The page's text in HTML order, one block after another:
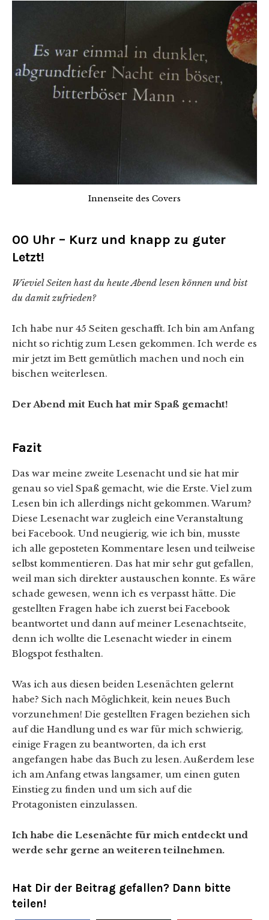
Innenseite des Covers
00 Uhr – Kurz und knapp zu guter
Letzt!
Wieviel Seiten hast du heute Abend lesen können und bist
du damit zufrieden?
Ich habe nur 45 Seiten geschafft. Ich bin am Anfang
nicht so richtig zum Lesen gekommen. Ich werde es
mir jetzt im Bett gemütlich machen und noch ein
bischen weiterlesen.
Der Abend mit Euch hat mir Spaß gemacht!
Fazit
Das war meine zweite Lesenacht und sie hat mir
genau so viel Spaß gemacht, wie die Erste. Viel zum
Lesen bin ich allerdings nicht gekommen. Warum?
Diese Lesenacht war zugleich eine Veranstaltung
bei Facebook. Und neugierig, wie ich bin, musste
ich alle geposteten Kommentare lesen und teilweise
selbst kommentieren. Das hat mir sehr gut gefallen,
weil man sich direkter austauschen konnte. Es wäre
schade gewesen, wenn ich es verpasst hätte. Die
gestellten Fragen habe ich zuerst bei Facebook
beantwortet und dann auf meiner Lesenachtseite,
denn ich wollte die Lesenacht wieder in einem
Blogspot festhalten.
Was ich aus diesen beiden Lesenächten gelernt
habe? Sich nach Möglichkeit, kein neues Buch
vorzunehmen! Die gestellten Fragen beziehen sich
auf die Handlung und es war für mich schwierig,
einige Fragen zu beantworten, da ich erst
angefangen habe das Buch zu lesen. Außerdem lese
ich am Anfang etwas langsamer, um einen guten
Einstieg zu finden und um sich auf die
Protagonisten einzulassen.
Ich habe die Lesenächte für mich entdeckt und
werde sehr gerne an weiteren teilnehmen.
Hat Dir der Beitrag gefallen? Dann bitte
teilen!